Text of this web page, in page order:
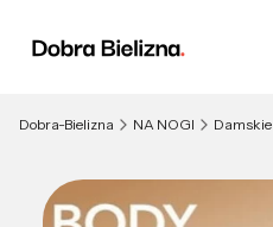
Dobra-Bielizna NA NOGI Damskie